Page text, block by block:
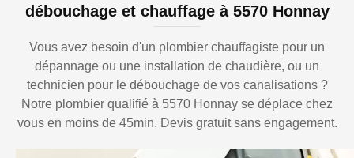
débouchage et chauffage à 5570 Honnay
Vous avez besoin d'un plombier chauffagiste pour un
dépannage ou une installation de chaudière, ou un
technicien pour le débouchage de vos canalisations ?
Notre plombier qualifié à 5570 Honnay se déplace chez
vous en moins de 45min. Devis gratuit sans engagement.